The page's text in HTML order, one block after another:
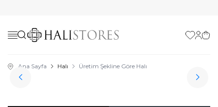
Favorilerim
Ana Sayfa Halı Üretim Şekline Göre Halı